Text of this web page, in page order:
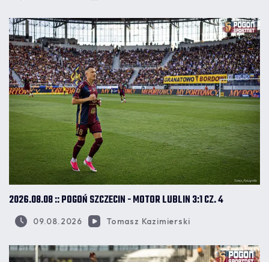
2026.08.08 :: POGOŃ SZCZECIN - MOTOR LUBLIN 3:1 CZ. 4
09.08.2026 Tomasz Kazimierski